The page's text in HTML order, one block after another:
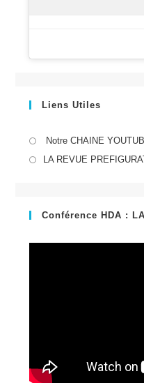
Liens Utiles
Notre CHAINE
LA REVUE
Conférence HDA :